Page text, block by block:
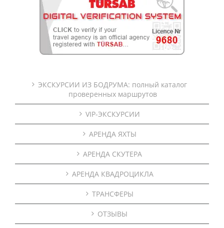
ЭКСКУРСИИ ИЗ БОДРУМА: полный каталог
проверенных маршрутов
VIP-ЭКСКУРСИИ
АРЕНДА ЯХТЫ
АРЕНДА СКУТЕРА
АРЕНДА КВАДРОЦИКЛА
ТРАНСФЕРЫ
ОТЗЫВЫ